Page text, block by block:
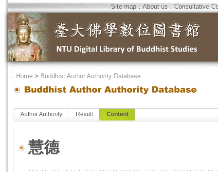
Site map．About us．Consultative
． Home > Buddhist Author Authority Database
Author Authority Result Content
慧德